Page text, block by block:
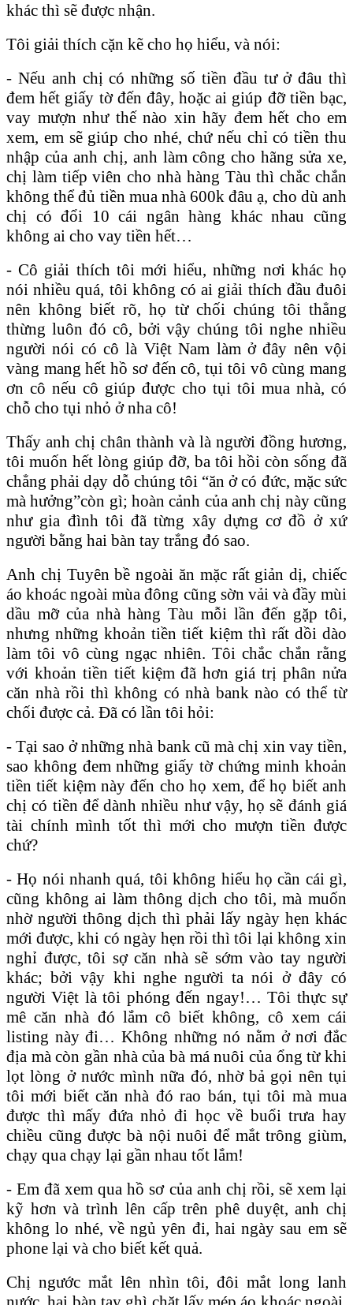
khác thì sẽ được nhận.
Tôi giải thích cặn kẽ cho họ hiểu, và nói:
- Nếu anh chị có những số tiền đầu tư ở đâu thì
đem hết giấy tờ đến đây, hoặc ai giúp đỡ tiền bạc,
vay mượn như thế nào xin hãy đem hết cho em
xem, em sẽ giúp cho nhé, chứ nếu chỉ có tiền thu
nhập của anh chị, anh làm công cho hãng sửa xe,
chị làm tiếp viên cho nhà hàng Tàu thì chắc chắn
không thể đủ tiền mua nhà 600k đâu ạ, cho dù anh
chị có đổi 10 cái ngân hàng khác nhau cũng
không ai cho vay tiền hết…
- Cô giải thích tôi mới hiểu, những nơi khác họ
nói nhiều quá, tôi không có ai giải thích đầu đuôi
nên không biết rõ, họ từ chối chúng tôi thẳng
thừng luôn đó cô, bởi vậy chúng tôi nghe nhiều
người nói có cô là Việt Nam làm ở đây nên vội
vàng mang hết hồ sơ đến cô, tụi tôi vô cùng mang
ơn cô nếu cô giúp được cho tụi tôi mua nhà, có
chỗ cho tụi nhỏ ở nha cô!
Thấy anh chị chân thành và là người đồng hương,
tôi muốn hết lòng giúp đỡ, ba tôi hồi còn sống đã
chẳng phải dạy dỗ chúng tôi “ăn ở có đức, mặc sức
mà hưởng”còn gì; hoàn cảnh của anh chị này cũng
như gia đình tôi đã từng xây dựng cơ đồ ở xứ
người bằng hai bàn tay trắng đó sao.
Anh chị Tuyên bề ngoài ăn mặc rất giản dị, chiếc
áo khoác ngoài mùa đông cũng sờn vải và đầy mùi
dầu mỡ của nhà hàng Tàu mỗi lần đến gặp tôi,
nhưng những khoản tiền tiết kiệm thì rất dồi dào
làm tôi vô cùng ngạc nhiên. Tôi chắc chắn rằng
với khoản tiền tiết kiệm đã hơn giá trị phân nửa
căn nhà rồi thì không có nhà bank nào có thể từ
chối được cả. Đã có lần tôi hỏi:
- Tại sao ở những nhà bank cũ mà chị xin vay tiền,
sao không đem những giấy tờ chứng minh khoản
tiền tiết kiệm này đến cho họ xem, để họ biết anh
chị có tiền để dành nhiều như vậy, họ sẽ đánh giá
tài chính mình tốt thì mới cho mượn tiền được
chứ?
- Họ nói nhanh quá, tôi không hiểu họ cần cái gì,
cũng không ai làm thông dịch cho tôi, mà muốn
nhờ người thông dịch thì phải lấy ngày hẹn khác
mới được, khi có ngày hẹn rồi thì tôi lại không xin
nghỉ được, tôi sợ căn nhà sẽ sớm vào tay người
khác; bởi vậy khi nghe người ta nói ở đây có
người Việt là tôi phóng đến ngay!… Tôi thực sự
mê căn nhà đó lắm cô biết không, cô xem cái
listing này đi… Không những nó nằm ở nơi đắc
địa mà còn gần nhà của bà má nuôi của ổng từ khi
lọt lòng ở nước mình nữa đó, nhờ bả gọi nên tụi
tôi mới biết căn nhà đó rao bán, tụi tôi mà mua
được thì mấy đứa nhỏ đi học về buổi trưa hay
chiều cũng được bà nội nuôi để mắt trông giùm,
chạy qua chạy lại gần nhau tốt lắm!
- Em đã xem qua hồ sơ của anh chị rồi, sẽ xem lại
kỹ hơn và trình lên cấp trên phê duyệt, anh chị
không lo nhé, về ngủ yên đi, hai ngày sau em sẽ
phone lại và cho biết kết quả.
Chị ngước mắt lên nhìn tôi, đôi mắt long lanh